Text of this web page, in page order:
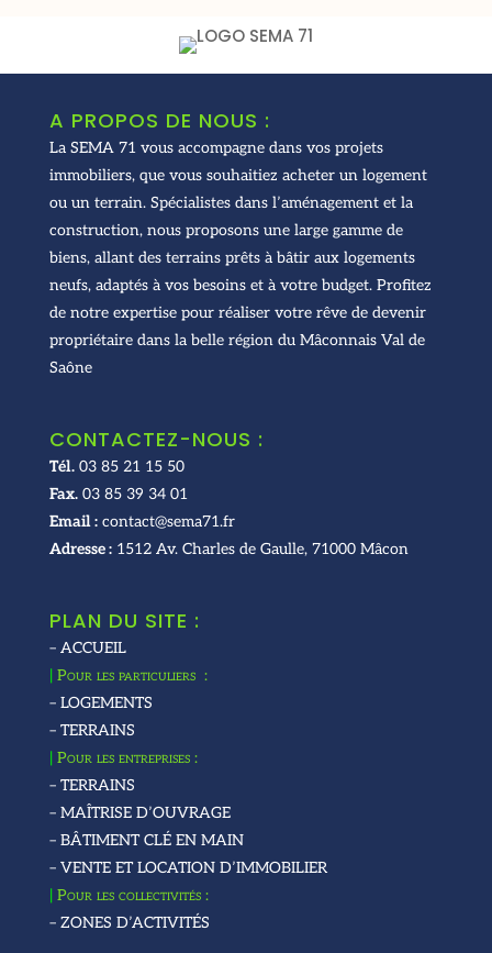
A PROPOS DE NOUS :
La SEMA 71 vous accompagne dans vos projets
immobiliers, que vous souhaitiez acheter un logement
ou un terrain. Spécialistes dans l’aménagement et la
construction, nous proposons une large gamme de
biens, allant des terrains prêts à bâtir aux logements
neufs, adaptés à vos besoins et à votre budget. Profitez
de notre expertise pour réaliser votre rêve de devenir
propriétaire dans la belle région du Mâconnais Val de
Saône
CONTACTEZ-NOUS :
Tél.03 85 21 15 50
Fax.03 85 39 34 01
Email :contact@sema71.fr
Adresse :1512 Av. Charles de Gaulle, 71000 Mâcon
PLAN DU SITE :
– ACCUEIL
Pour les particuliers :
– LOGEMENTS
– TERRAINS
Pour les entreprises :
– TERRAINS
– MAÎTRISE D’OUVRAGE
– BÂTIMENT CLÉ EN MAIN
– VENTE ET LOCATION D’IMMOBILIER
Pour les collectivités :
– ZONES D’ACTIVITÉS